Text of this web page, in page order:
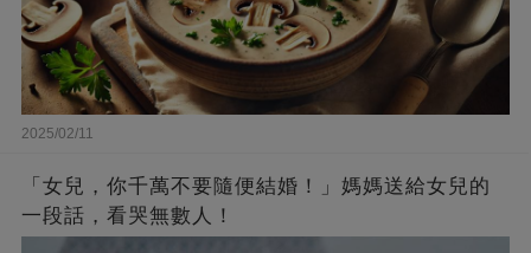
2025/02/11
「女兒，你千萬不要隨便結婚！」媽媽送給女兒的
一段話，看哭無數人！